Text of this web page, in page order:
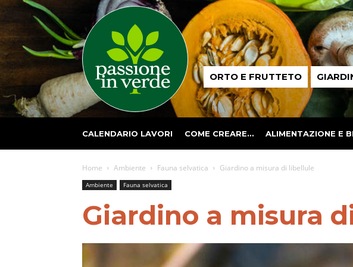
Passione
in ORTO E FRUTTETO
CALENDARIO LAVORI COME CREARE… ALIMENTAZIONE E
Home Ambiente Fauna selvatica Giardino a misura di libellule
Ambiente Fauna selvatica
Giardino a misura